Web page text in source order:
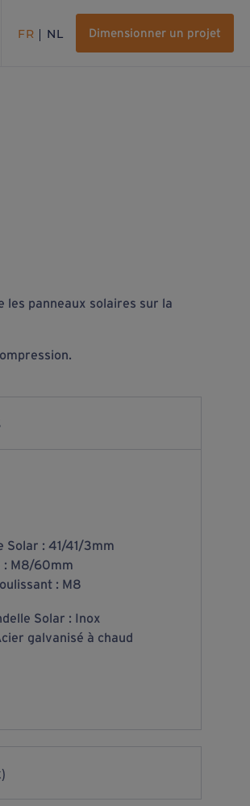
FR NL Dimensionner un projet
panneaux solaires sur la
Solar : 41/41/3mm
: M8/60mm
: M8
Solar : Inox
galvanisé à chaud